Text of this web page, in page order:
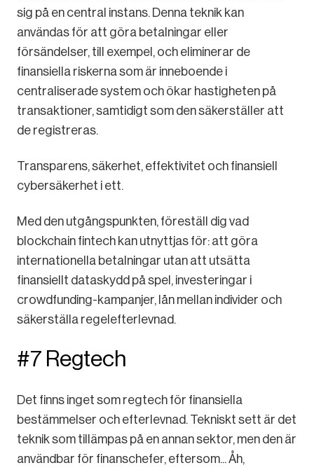
sig på en central instans. Denna teknik kan
användas för att göra betalningar eller
försändelser, till exempel, och eliminerar de
finansiella riskerna som är inneboende i
centraliserade system och ökar hastigheten på
transaktioner, samtidigt som den säkerställer att
de registreras.
Transparens, säkerhet, effektivitet och finansiell
cybersäkerhet i ett.
Med den utgångspunkten, föreställ dig vad
blockchain fintech kan utnyttjas för: att göra
internationella betalningar utan att utsätta
finansiellt dataskydd på spel, investeringar i
crowdfunding-kampanjer, lån mellan individer och
säkerställa regelefterlevnad.
#7 Regtech
Det finns inget som regtech för finansiella
bestämmelser och efterlevnad. Tekniskt sett är det
teknik som tillämpas på en annan sektor, men den är
användbar för finanschefer, eftersom... Åh,